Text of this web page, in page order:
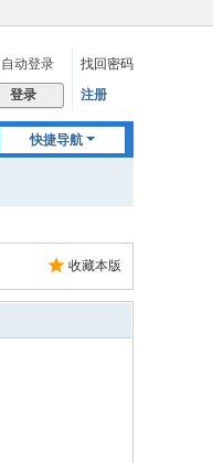
自动登录
找回密码
登录 注册
快捷导航
收藏本版